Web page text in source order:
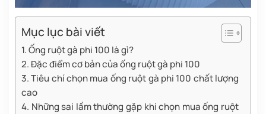
Mục lục bài viết
1. Ống ruột gà phi 100 là gì?
2. Đặc điểm cơ bản của ống ruột gà phi 100
3. Tiêu chí chọn mua ống ruột gà phi 100 chất lượng
cao
4. Những sai lầm thường gặp khi chọn mua ống ruột